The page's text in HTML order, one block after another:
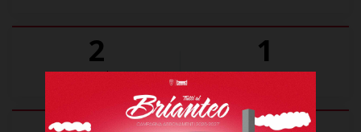
2
Goal
1
Assist